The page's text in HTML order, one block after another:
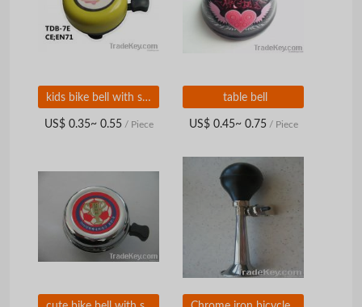
kids bike bell with sticker
US$ 0.35~ 0.55/ Piece
table bell
US$ 0.45~ 0.75/ Piece